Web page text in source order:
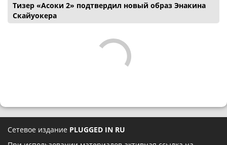
Тизер «Асоки 2» подтвердил новый образ Энакина
Скайуокера
Сетевое издание PLUGGED IN RU